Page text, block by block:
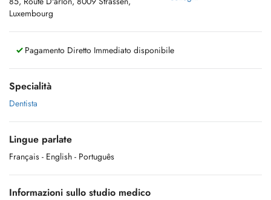
Luxembourg
Pagamento Diretto Immediato disponibile
Specialità
Dentista
Lingue parlate
Français - English - Português
Informazioni sullo studio medico